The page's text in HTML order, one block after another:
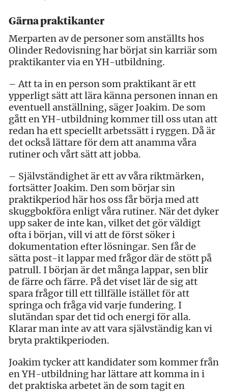
Gärna praktikanter
Merparten av de personer som anställts hos
Olinder Redovisning har börjat sin karriär som
praktikanter via en YH-utbildning.
– Att ta in en person som praktikant är ett
ypperligt sätt att lära känna personen innan en
eventuell anställning, säger Joakim. De som
gått en YH-utbildning kommer till oss utan att
redan ha ett speciellt arbetssätt i ryggen. Då är
det också lättare för dem att anamma våra
rutiner och vårt sätt att jobba.
– Självständighet är ett av våra riktmärken,
fortsätter Joakim. Den som börjar sin
praktikperiod här hos oss får börja med att
skuggbokföra enligt våra rutiner. När det dyker
upp saker de inte kan, vilket det gör väldigt
ofta i början, vill vi att de först söker i
dokumentation efter lösningar. Sen får de
sätta post-it lappar med frågor där de stött på
patrull. I början är det många lappar, sen blir
de färre och färre. På det viset lär de sig att
spara frågor till ett tillfälle istället för att
springa och fråga vid varje fundering. I
slutändan spar det tid och energi för alla.
Klarar man inte av att vara självständig kan vi
bryta praktikperioden.
Joakim tycker att kandidater som kommer från
en YH-utbildning har lättare att komma in i
det praktiska arbetet än de som tagit en